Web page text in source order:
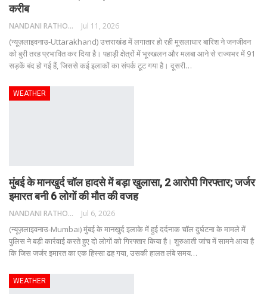
करीब
NANDANI RATHORE Jul 11, 2026
(न्यूज़लाइवनाउ-Uttarakhand) उत्तराखंड में लगातार हो रही मूसलाधार बारिश ने जनजीवन
को बुरी तरह प्रभावित कर दिया है। पहाड़ी क्षेत्रों में भूस्खलन और मलबा आने से राज्यभर में 91
सड़कें बंद हो गई हैं, जिससे कई इलाकों का संपर्क टूट गया है। दूसरी…
WEATHER
मुंबई के मानखुर्द चॉल हादसे में बड़ा खुलासा, 2 आरोपी गिरफ्तार; जर्जर
इमारत बनी 6 लोगों की मौत की वजह
NANDANI RATHORE Jul 6, 2026
(न्यूज़लाइवनाउ-Mumbai) मुंबई के मानखुर्द इलाके में हुई दर्दनाक चॉल दुर्घटना के मामले में
पुलिस ने बड़ी कार्रवाई करते हुए दो लोगों को गिरफ्तार किया है। शुरुआती जांच में सामने आया है
कि जिस जर्जर इमारत का एक हिस्सा ढह गया, उसकी हालत लंबे समय…
WEATHER